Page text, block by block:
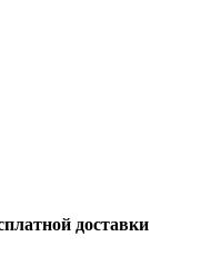
доставки